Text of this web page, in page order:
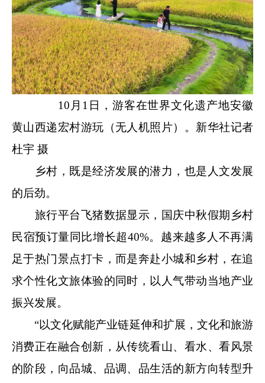
10月1日，游客在世界文化遗产地安徽
黄山西递宏村游玩（无人机照片）。新华社记者
杜宇 摄
乡村，既是经济发展的潜力，也是人文发展
的后劲。
旅行平台飞猪数据显示，国庆中秋假期乡村
民宿预订量同比增长超40%。越来越多人不再满
足于热门景点打卡，而是奔赴小城和乡村，在追
求个性化文旅体验的同时，以人气带动当地产业
振兴发展。
“以文化赋能产业链延伸和扩展，文化和旅游
消费正在融合创新，从传统看山、看水、看风景
的阶段，向品城、品调、品生活的新方向转型升